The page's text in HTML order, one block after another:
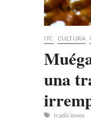
ITC CULTURA
una
tradiciones